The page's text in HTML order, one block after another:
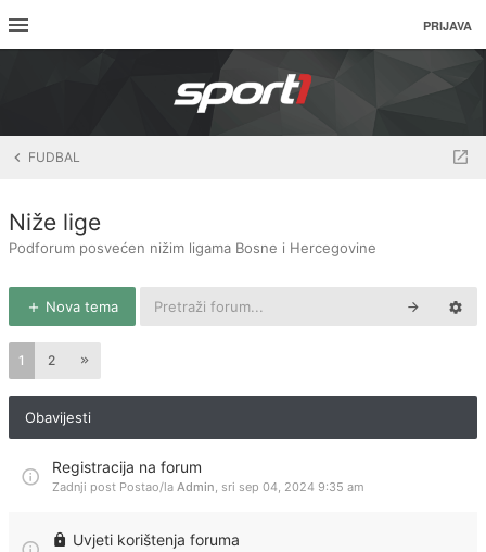
PRIJAVA
FUDBAL
Niže lige
Podforum posvećen nižim ligama Bosne i Hercegovine
Nova tema
1 2
Obavijesti
Registracija na forum
Zadnji post Postao/la Admin, sri sep 04, 2024 9:35 am
Uvjeti korištenja foruma